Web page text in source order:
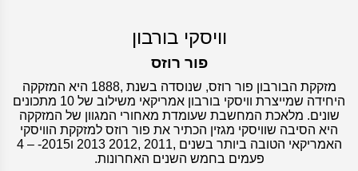
וויסקי בורבון
פור רוזס
מזקקת הבורבון פור רוזס, שנוסדה בשנת ,1888 היא המזקקה
היחידה שמייצרת וויסקי בורבון אמריקאי משילוב של 10 מתכונים
שונים. מלאכת המחשבת שעומדת מאחורי המגוון של המזקקה
היא הסיבה שוויסקי מגזין הכתיר את פור רוזס למזקקת הוויסקי
האמריקאי הטובה ביותר בשנים ,2011 ,2012 2013 ו2015- – 4
פעמים בחמש השנים האחרונות.